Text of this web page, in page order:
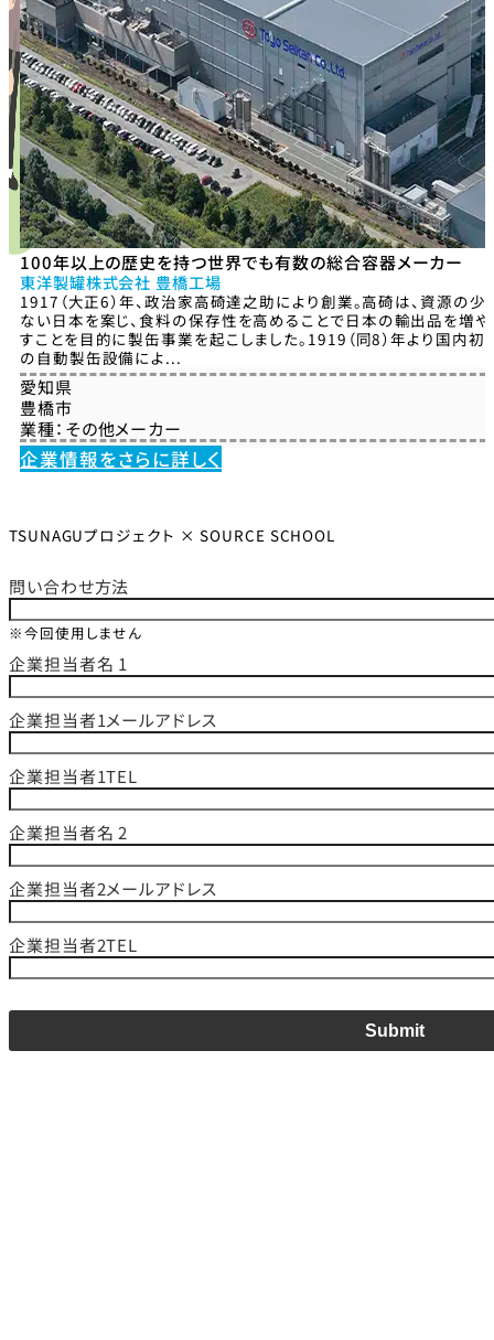
100年以上の歴史を持つ世界でも有数の総合容器メーカー
東洋製罐株式会社 豊橋工場
1917（大正6）年、政治家高碕達之助により創業。高碕は、資源の少
ない日本を案じ、食料の保存性を高めることで日本の輸出品を増や
すことを目的に製缶事業を起こしました。1919（同8）年より国内初
の自動製缶設備によ...
愛知県
豊橋市
業種： その他メーカー
企業情報をさらに詳しく
TSUNAGUプロジェクト × SOURCE SCHOOL
問い合わせ方法
※今回使用しません
企業担当者名 1
企業担当者1メールアドレス
企業担当者1TEL
企業担当者名 2
企業担当者2メールアドレス
企業担当者2TEL
Submit